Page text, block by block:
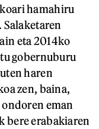
hamahiru
Salaketaren
eta 2014ko
gobernuburu
haren
zen, baina,
eman
bere erabakiaren